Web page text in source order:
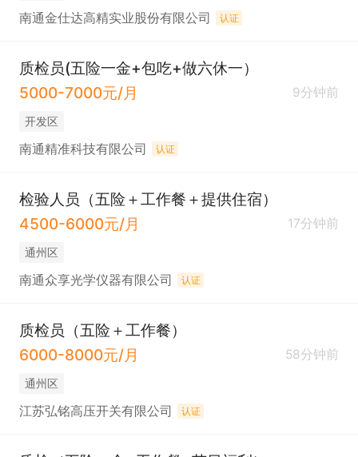
南通金仕达高精实业股份有限公司 认证
质检员(五险一金+包吃+做六休一）
5000-7000元/月
9分钟前
开发区
南通精准科技有限公司 认证
检验人员（五险＋工作餐＋提供住宿）
4500-6000元/月
17分钟前
通州区
南通众享光学仪器有限公司 认证
质检员（五险＋工作餐）
6000-8000元/月
58分钟前
通州区
江苏弘铭高压开关有限公司 认证